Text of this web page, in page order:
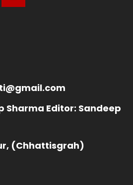
Sharma Editor: Sandeep
(Chhattisgrah)